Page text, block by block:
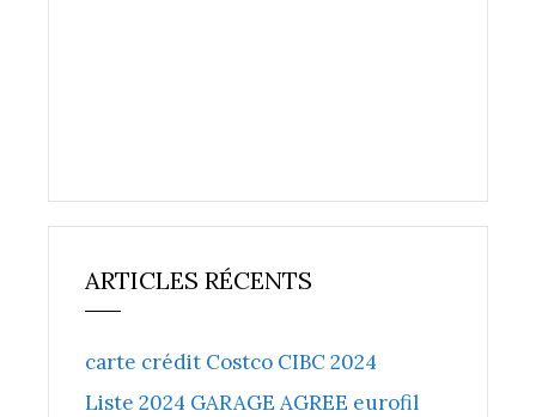
ARTICLES RÉCENTS
carte crédit Costco CIBC 2024
Liste 2024 GARAGE AGREE eurofil